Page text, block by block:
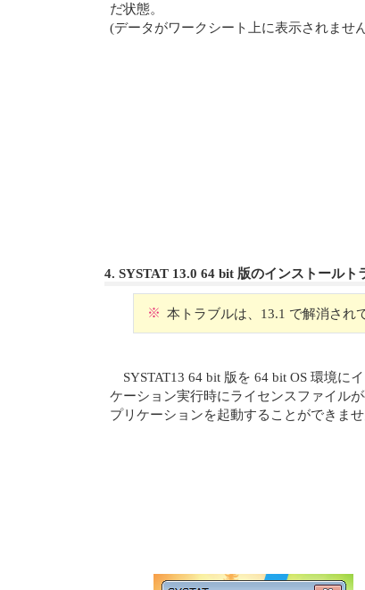
だ状態。
(データがワークシート上に表示されませ
4. SYSTAT 13.0 64 bit 版のインストールト
※ 本トラブルは、13.1 で解消され
SYSTAT13 64 bit 版を 64 bit OS 環境に
ケーション実行時にライセンスファイル
プリケーションを起動することができませ